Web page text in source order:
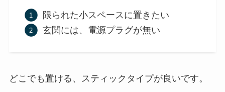
限られた小スペースに置きたい
玄関には、電源プラグが無い
どこでも置ける、スティックタイプが良いです。